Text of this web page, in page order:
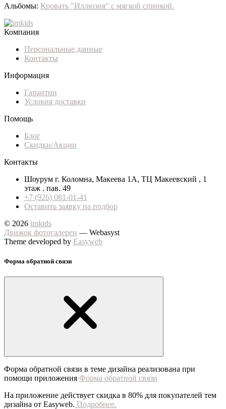
Альбомы: Кровать "Иллюзия" с мягкой спинкой.
Компания
Персональные данные
Контакты
Информация
Гарантии
Условия доставки
Помощь
Блог
Скидки/Акции
Контакты
Шоурум г. Коломна, Макеева 1А, ТЦ Макеевский , 1
этаж . пав. 49
+7 (926) 081-01-41
Оставить заявку на подбор
© 2026 imkids
Движок фотогалереи — Webasyst
Theme developed by Easyweb
Форма обратной связи
Форма обратной связи в теме дизайна реализована при
помощи приложения Форма обратной связи
На приложение действует скидка в 80% для покупателей тем
дизайна от Easyweb. Подробнее.